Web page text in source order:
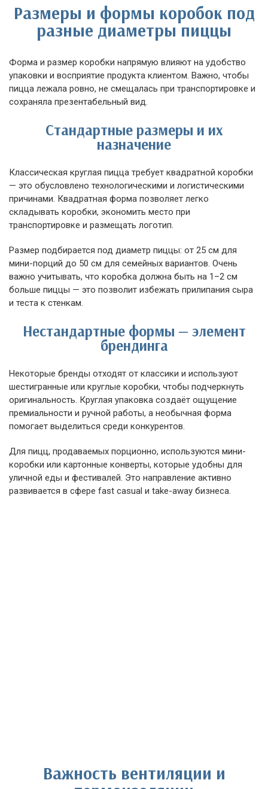
Размеры и формы коробок под
разные диаметры пиццы
Форма и размер коробки напрямую влияют на удобство
упаковки и восприятие продукта клиентом. Важно, чтобы
пицца лежала ровно, не смещалась при транспортировке и
сохраняла презентабельный вид.
Стандартные размеры и их
назначение
Классическая круглая пицца требует квадратной коробки
— это обусловлено технологическими и логистическими
причинами. Квадратная форма позволяет легко
складывать коробки, экономить место при
транспортировке и размещать логотип.
Размер подбирается под диаметр пиццы: от 25 см для
мини-порций до 50 см для семейных вариантов. Очень
важно учитывать, что коробка должна быть на 1–2 см
больше пиццы — это позволит избежать прилипания сыра
и теста к стенкам.
Нестандартные формы — элемент
брендинга
Некоторые бренды отходят от классики и используют
шестигранные или круглые коробки, чтобы подчеркнуть
оригинальность. Круглая упаковка создаёт ощущение
премиальности и ручной работы, а необычная форма
помогает выделиться среди конкурентов.
Для пицц, продаваемых порционно, используются мини-
коробки или картонные конверты, которые удобны для
уличной еды и фестивалей. Это направление активно
развивается в сфере fast casual и take-away бизнеса.
Важность вентиляции и